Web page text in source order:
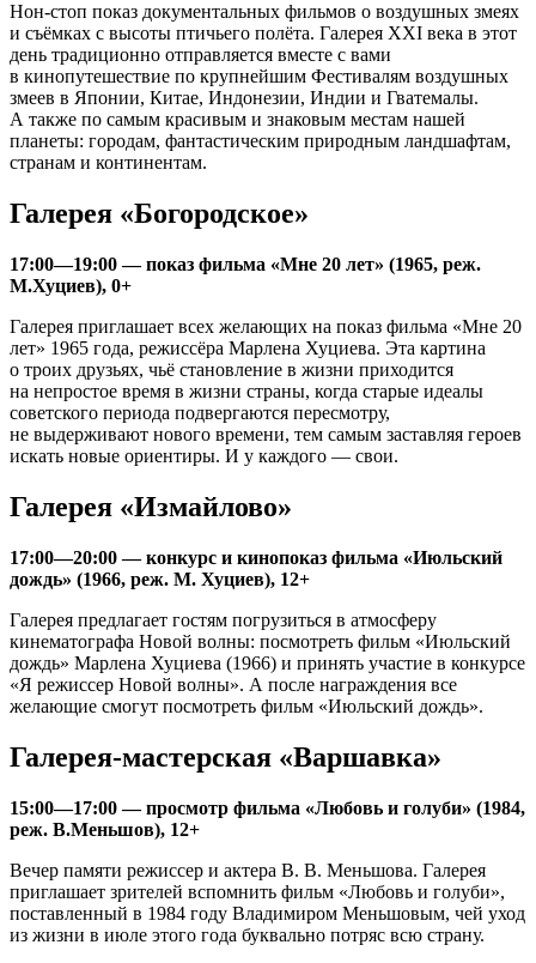
Нон-стоп показ документальных фильмов о воздушных змеях
и съёмках с высоты птичьего полёта. Галерея XXI века в этот
день традиционно отправляется вместе с вами
в кинопутешествие по крупнейшим Фестивалям воздушных
змеев в Японии, Китае, Индонезии, Индии и Гватемалы.
А также по самым красивым и знаковым местам нашей
планеты: городам, фантастическим природным ландшафтам,
странам и континентам.
Галерея «Богородское»
17:00—19:00 — показ фильма «Мне 20 лет» (1965, реж.
М.Хуциев), 0+
Галерея приглашает всех желающих на показ фильма «Мне 20
лет» 1965 года, режиссёра Марлена Хуциева. Эта картина
о троих друзьях, чьё становление в жизни приходится
на непростое время в жизни страны, когда старые идеалы
советского периода подвергаются пересмотру,
не выдерживают нового времени, тем самым заставляя героев
искать новые ориентиры. И у каждого — свои.
Галерея «Измайлово»
17:00—20:00 — конкурс и кинопоказ фильма «Июльский
дождь» (1966, реж. М. Хуциев), 12+
Галерея предлагает гостям погрузиться в атмосферу
кинематографа Новой волны: посмотреть фильм «Июльский
дождь» Марлена Хуциева (1966) и принять участие в конкурсе
«Я режиссер Новой волны». А после награждения все
желающие смогут посмотреть фильм «Июльский дождь».
Галерея-мастерская «Варшавка»
15:00—17:00 — просмотр фильма «Любовь и голуби» (1984,
реж. В.Меньшов), 12+
Вечер памяти режиссер и актера В. В. Меньшова. Галерея
приглашает зрителей вспомнить фильм «Любовь и голуби»,
поставленный в 1984 году Владимиром Меньшовым, чей уход
из жизни в июле этого года буквально потряс всю страну.